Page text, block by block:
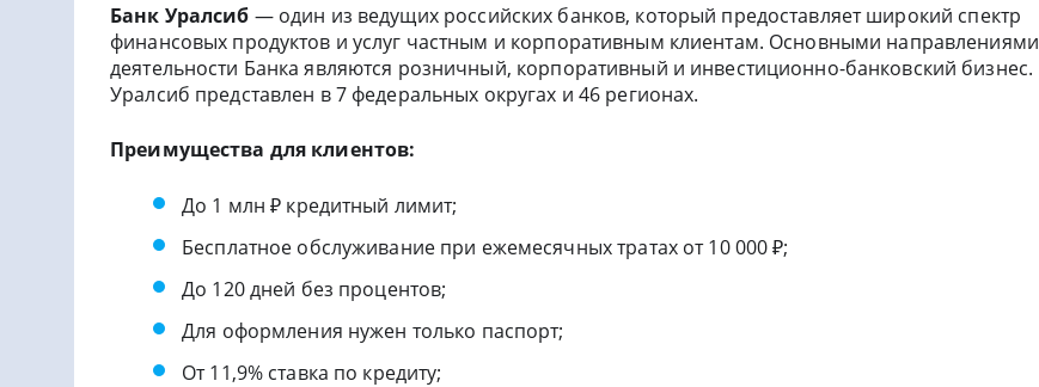
Банк Уралсиб — один из ведущих российских банков, который предоставляет широкий спектр
финансовых продуктов и услуг частным и корпоративным клиентам. Основными направлениями
деятельности Банка являются розничный, корпоративный и инвестиционно-банковский бизнес.
Уралсиб представлен в 7 федеральных округах и 46 регионах.
Преимущества для клиентов:
До 1 млн ₽ кредитный лимит;
Бесплатное обслуживание при ежемесячных тратах от 10 000 ₽;
До 120 дней без процентов;
Для оформления нужен только паспорт;
От 11,9% ставка по кредиту;